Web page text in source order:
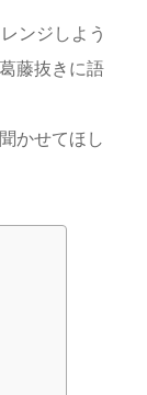
ンジしよう
藤抜きに語
かせてほし